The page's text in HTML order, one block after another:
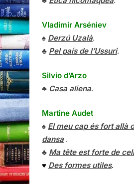
Vladímir Arséniev
♠ Derzú Uzalà.
♣ Pel país de l’Ussuri.
Silvio d’Arzo
♣ Casa aliena.
Martine Audet
♠ El meu cap és fort allà
dansa.
♣ Ma tête est forte de
♥ Des formes utiles.